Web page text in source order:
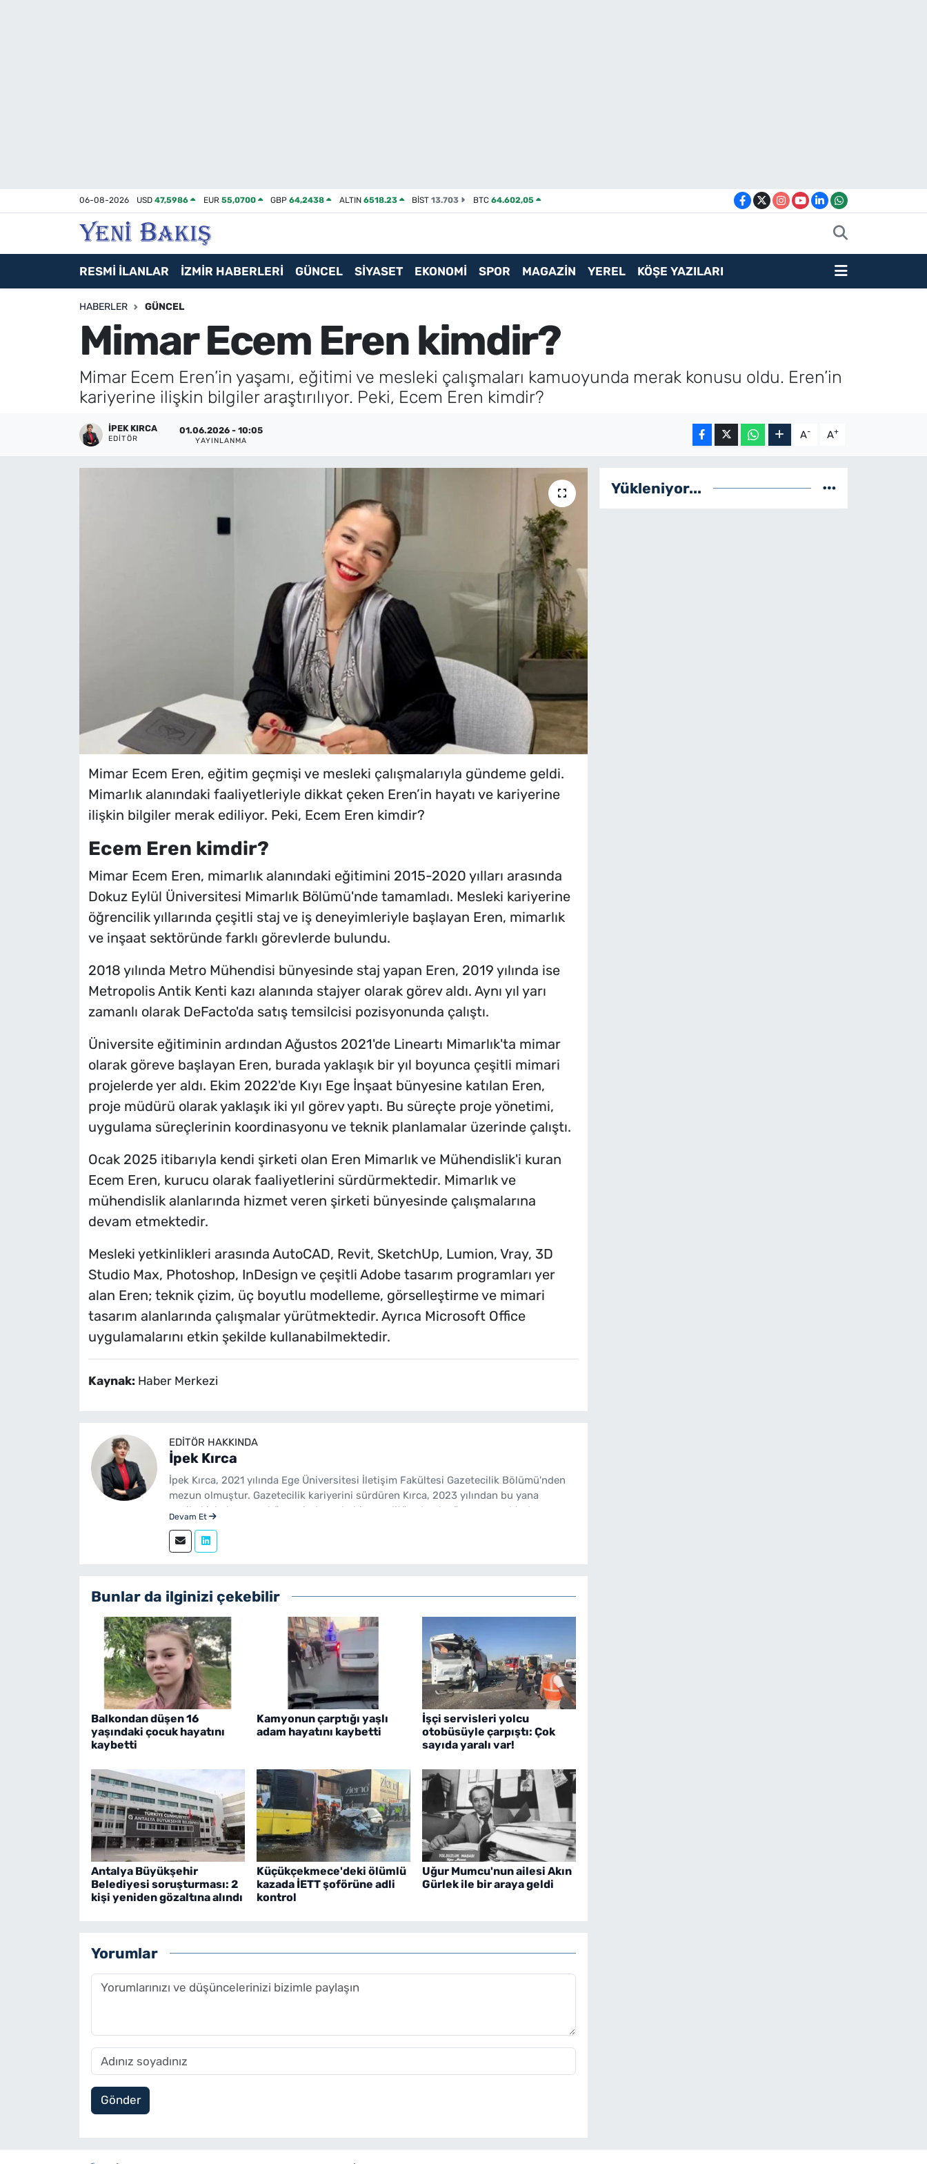
06-08-2026 USD47,5986 EUR 55,0700 GBP64,2438 ALTIN 6518.23 BİST13.703 BTC 64.602,05
RESMİ İLANLAR İZMİR HABERLERİ GÜNCEL SİYASET EKONOMİ SPOR MAGAZİN YEREL KÖŞE YAZILARI
HABERLER GÜNCEL
Mimar Ecem Eren kimdir?
Mimar Ecem Eren’in yaşamı, eğitimi ve mesleki çalışmaları kamuoyunda merak konusu oldu. Eren’in
kariyerine ilişkin bilgiler araştırılıyor. Peki, Ecem Eren kimdir?
İPEK KIRCA
EDITÖR
01.06.2026 - 10:05
YAYINLANMA A- A+
Mimar Ecem Eren, eğitim geçmişi ve mesleki çalışmalarıyla gündeme geldi.
Mimarlık alanındaki faaliyetleriyle dikkat çeken Eren’in hayatı ve kariyerine
ilişkin bilgiler merak ediliyor. Peki, Ecem Eren kimdir?
Ecem Eren kimdir?
Mimar Ecem Eren, mimarlık alanındaki eğitimini 2015-2020 yılları arasında
Dokuz Eylül Üniversitesi Mimarlık Bölümü'nde tamamladı. Mesleki kariyerine
öğrencilik yıllarında çeşitli staj ve iş deneyimleriyle başlayan Eren, mimarlık
ve inşaat sektöründe farklı görevlerde bulundu.
2018 yılında Metro Mühendisi bünyesinde staj yapan Eren, 2019 yılında ise
Metropolis Antik Kenti kazı alanında stajyer olarak görev aldı. Aynı yıl yarı
zamanlı olarak DeFacto'da satış temsilcisi pozisyonunda çalıştı.
Üniversite eğitiminin ardından Ağustos 2021'de Lineartı Mimarlık'ta mimar
olarak göreve başlayan Eren, burada yaklaşık bir yıl boyunca çeşitli mimari
projelerde yer aldı. Ekim 2022'de Kıyı Ege İnşaat bünyesine katılan Eren,
proje müdürü olarak yaklaşık iki yıl görev yaptı. Bu süreçte proje yönetimi,
uygulama süreçlerinin koordinasyonu ve teknik planlamalar üzerinde çalıştı.
Ocak 2025 itibarıyla kendi şirketi olan Eren Mimarlık ve Mühendislik'i kuran
Ecem Eren, kurucu olarak faaliyetlerini sürdürmektedir. Mimarlık ve
mühendislik alanlarında hizmet veren şirketi bünyesinde çalışmalarına
devam etmektedir.
Mesleki yetkinlikleri arasında AutoCAD, Revit, SketchUp, Lumion, Vray, 3D
Studio Max, Photoshop, InDesign ve çeşitli Adobe tasarım programları yer
alan Eren; teknik çizim, üç boyutlu modelleme, görselleştirme ve mimari
tasarım alanlarında çalışmalar yürütmektedir. Ayrıca Microsoft Office
uygulamalarını etkin şekilde kullanabilmektedir.
Kaynak: Haber Merkezi
EDITÖR HAKKINDA
İpek Kırca
İpek Kırca, 2021 yılında Ege Üniversitesi İletişim Fakültesi Gazetecilik Bölümü'nden
mezun olmuştur. Gazetecilik kariyerini sürdüren Kırca, 2023 yılından bu yana
yenibakishaber.com bünyesinde muhabir ve editör olarak görev yapmaktadır.
Devam Et
Bunlar da ilginizi çekebilir
Balkondan düşen 16
yaşındaki çocuk hayatını
kaybetti
Kamyonun çarptığı yaşlı
adam hayatını kaybetti
İşçi servisleri yolcu
otobüsüyle çarpıştı: Çok
sayıda yaralı var!
Antalya Büyükşehir
Belediyesi soruşturması: 2
kişi yeniden gözaltına alındı
Küçükçekmece'deki ölümlü
kazada İETT şoförüne adli
kontrol
Uğur Mumcu'nun ailesi Akın
Gürlek ile bir araya geldi
Yorumlar
Gönder
Yükleniyor...
Asayiş / Polis-Adliye
Magazin
İletişim